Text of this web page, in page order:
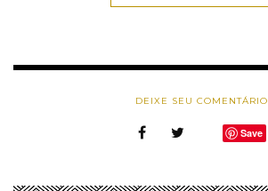
DEIXE SEU COMENTÁRIO
Save